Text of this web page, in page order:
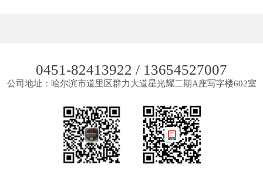
0451-82413922 / 13654527007
公司地址：哈尔滨市道里区群力大道星光耀二期A座写字楼602室